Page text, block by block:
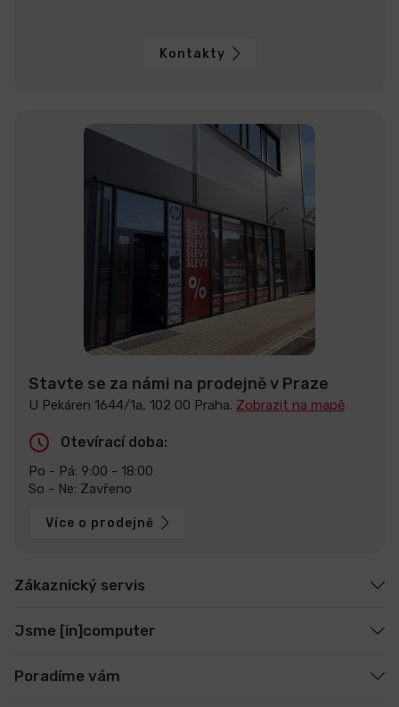
Kontakty
Stavte se za námi na prodejně v Praze
U Pekáren 1644/1a, 102 00 Praha. Zobrazit na mapě
Otevírací doba:
Po - Pá: 9:00 - 18:00
So - Ne: Zavřeno
Více o prodejně
Zákaznický servis
Jsme [in]computer
Poradíme vám